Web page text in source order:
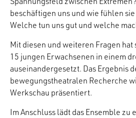
beschäftigen uns und wie fühlen
Welche tun uns gut und welche
Mit diesen und weiteren Fragen hat
15 jungen Erwachsenen in einem
auseinandergesetzt. Das Ergebnis
bewegungstheatralen Recherche
Werkschau präsentiert.
Im Anschluss lädt das Ensemble zu